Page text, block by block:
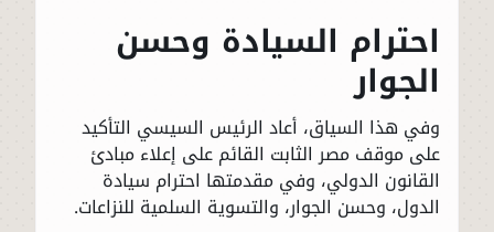
احترام السيادة وحسن
الجوار
وفي هذا السياق، أعاد الرئيس السيسي التأكيد
على موقف مصر الثابت القائم على إعلاء مبادئ
القانون الدولي، وفي مقدمتها احترام سيادة
الدول، وحسن الجوار، والتسوية السلمية للنزاعات.